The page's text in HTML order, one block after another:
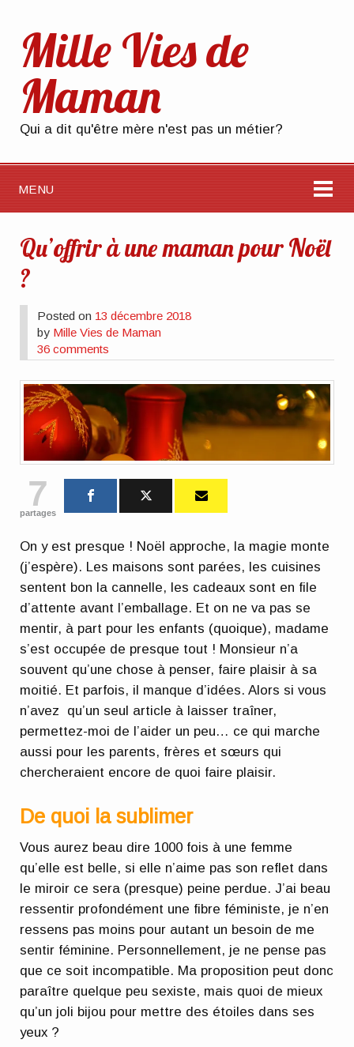
Mille Vies de
Maman
Qui a dit qu'être mère n'est pas un métier?
MENU
Qu’offrir à une maman pour Noël
?
Posted on 13 décembre 2018
by Mille Vies de Maman
36 comments
7
partages
On y est presque ! Noël approche, la magie monte
(j’espère). Les maisons sont parées, les cuisines
sentent bon la cannelle, les cadeaux sont en file
d’attente avant l’emballage. Et on ne va pas se
mentir, à part pour les enfants (quoique), madame
s’est occupée de presque tout ! Monsieur n’a
souvent qu’une chose à penser, faire plaisir à sa
moitié. Et parfois, il manque d’idées. Alors si vous
n’avez qu’un seul article à laisser traîner,
permettez-moi de l’aider un peu… ce qui marche
aussi pour les parents, frères et sœurs qui
chercheraient encore de quoi faire plaisir.
De quoi la sublimer
Vous aurez beau dire 1000 fois à une femme
qu’elle est belle, si elle n’aime pas son reflet dans
le miroir ce sera (presque) peine perdue. J’ai beau
ressentir profondément une fibre féministe, je n’en
ressens pas moins pour autant un besoin de me
sentir féminine. Personnellement, je ne pense pas
que ce soit incompatible. Ma proposition peut donc
paraître quelque peu sexiste, mais quoi de mieux
qu’un joli bijou pour mettre des étoiles dans ses
yeux ?